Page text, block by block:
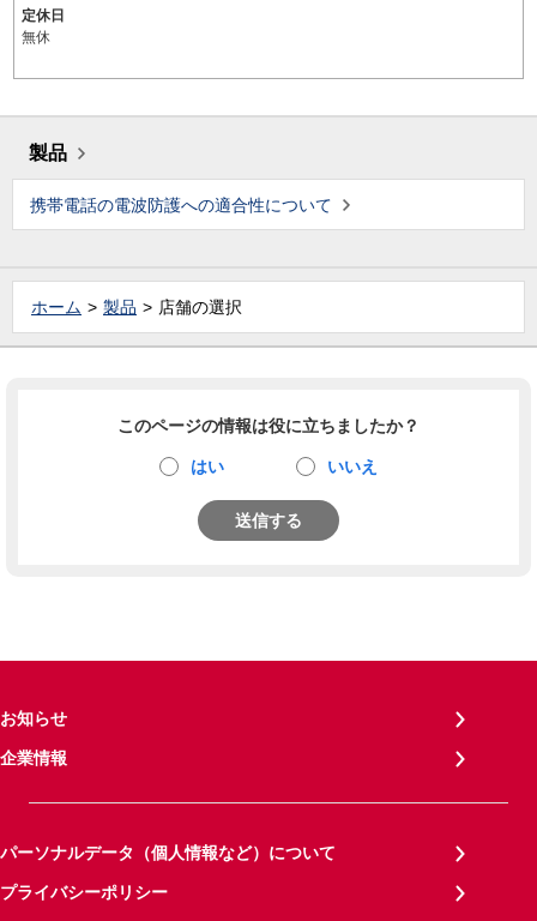
定休日
無休
製品
携帯電話の電波防護への適合性について
ホーム 製品 店舗の選択
このページの情報は役に立ちましたか？
はい いいえ
送信する
お知らせ
企業情報
パーソナルデータ（個人情報など）について
プライバシーポリシー